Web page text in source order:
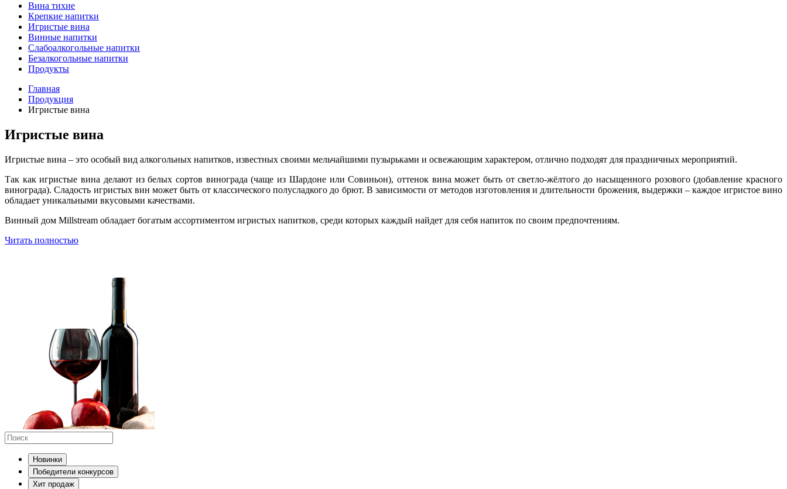
Вина тихие
Крепкие напитки
Игристые вина
Винные напитки
Слабоалкогольные напитки
Безалкогольные напитки
Продукты
Главная
Продукция
Игристые вина
Игристые вина
Игристые вина – это особый вид алкогольных напитков, известных своими мельчайшими пузырьками и освежающим характером, отлично подходят для праздничных мероприятий.
Так как игристые вина делают из белых сортов винограда (чаще из Шардоне или Совиньон), оттенок вина может быть от светло-жёлтого до насыщенного розового (добавление красного
винограда). Сладость игристых вин может быть от классического полусладкого до брют. В зависимости от методов изготовления и длительности брожения, выдержки – каждое игристое вино
обладает уникальными вкусовыми качествами.
Винный дом Millstream обладает богатым ассортиментом игристых напитков, среди которых каждый найдет для себя напиток по своим предпочтениям.
Читать полностью
Новинки
Победители конкурсов
Хит продаж